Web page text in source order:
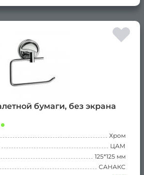
бумаги, без экрана
Хром
ЦАМ
125*125 мм
САНАКС